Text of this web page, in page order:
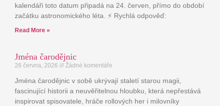
kalendáři toto datum připadá na 24. červen, přímo do období
začátku astronomického léta. ⚡ Rychlá odpověď:
Read More »
Jména čarodějnic
26 června, 2026 Žádné komentáře
Jména čarodějnic v sobě ukrývají staletí starou magii,
fascinující historii a neuvěřitelnou hloubku, která nepřestává
inspirovat spisovatele, hráče rollových her i milovníky